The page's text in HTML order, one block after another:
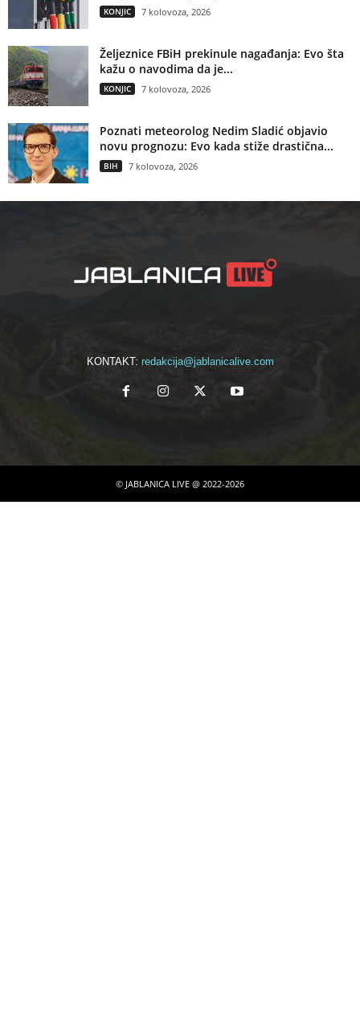
KONJIC 7 kolovoza, 2026
Željeznice FBiH prekinule nagađanja: Evo šta
kažu o navodima da je...
KONJIC 7 kolovoza, 2026
Poznati meteorolog Nedim Sladić objavio
novu prognozu: Evo kada stiže drastična...
BIH 7 kolovoza, 2026
KONTAKT: redakcija@jablanicalive.com
© JABLANICA LIVE @ 2022-2026